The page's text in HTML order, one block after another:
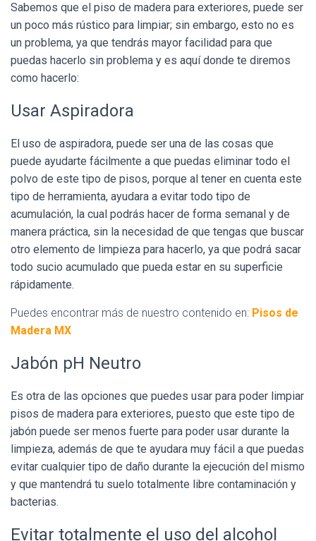
Sabemos que el piso de madera para exteriores, puede ser
un poco más rústico para limpiar; sin embargo, esto no es
un problema, ya que tendrás mayor facilidad para que
puedas hacerlo sin problema y es aquí donde te diremos
como hacerlo:
Usar Aspiradora
El uso de aspiradora, puede ser una de las cosas que
puede ayudarte fácilmente a que puedas eliminar todo el
polvo de este tipo de pisos, porque al tener en cuenta este
tipo de herramienta, ayudara a evitar todo tipo de
acumulación, la cual podrás hacer de forma semanal y de
manera práctica, sin la necesidad de que tengas que buscar
otro elemento de limpieza para hacerlo, ya que podrá sacar
todo sucio acumulado que pueda estar en su superficie
rápidamente.
Puedes encontrar más de nuestro contenido en: Pisos de
Madera MX
Jabón pH Neutro
Es otra de las opciones que puedes usar para poder limpiar
pisos de madera para exteriores, puesto que este tipo de
jabón puede ser menos fuerte para poder usar durante la
limpieza, además de que te ayudara muy fácil a que puedas
evitar cualquier tipo de daño durante la ejecución del mismo
y que mantendrá tu suelo totalmente libre contaminación y
bacterias.
Evitar totalmente el uso del alcohol